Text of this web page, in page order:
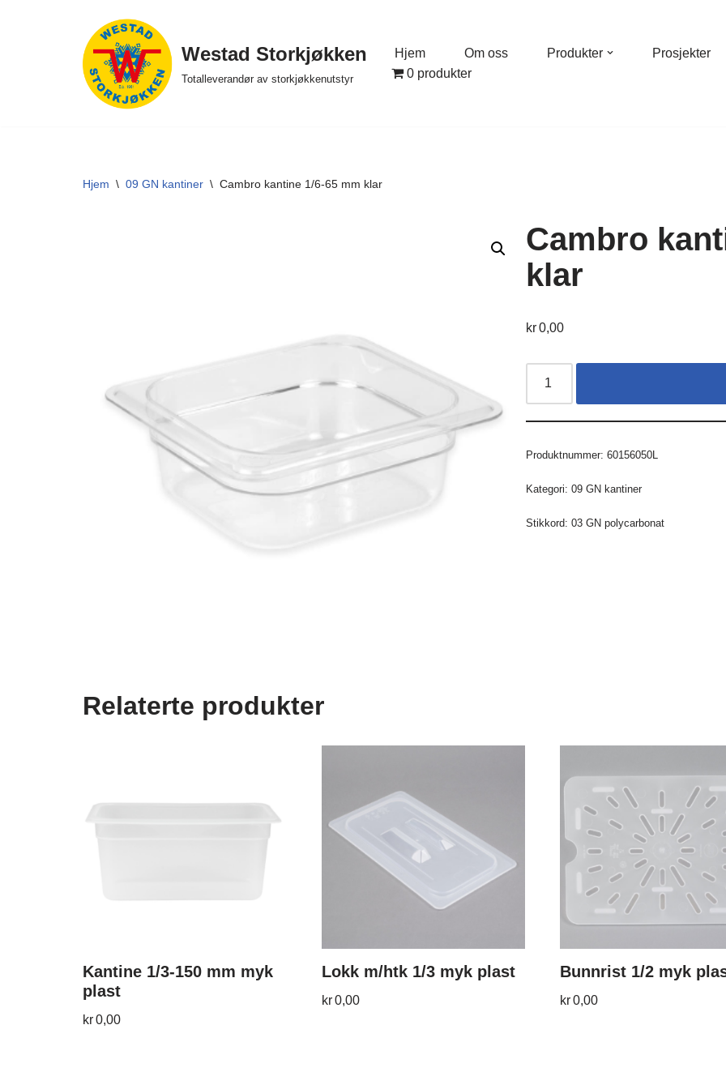
Westad Storkjøkken
Totalleverandør av storkjøkkenutstyr
Hjem Om oss Produkter Prosjekter
0 produkter
Hjem \ 09 GN kantiner \ Cambro kantine 1/6-65 mm klar
Cambro
klar
kr0,00
Produktnummer:60156050L
Kategori:09 GN kantiner
Stikkord:03 GN polycarbonat
Relaterte produkter
Kantine 1/3-150 mm myk
plast
kr0,00
Lokk m/htk 1/3 myk plast
kr0,00
Bunnrist 1/2 myk
kr0,00